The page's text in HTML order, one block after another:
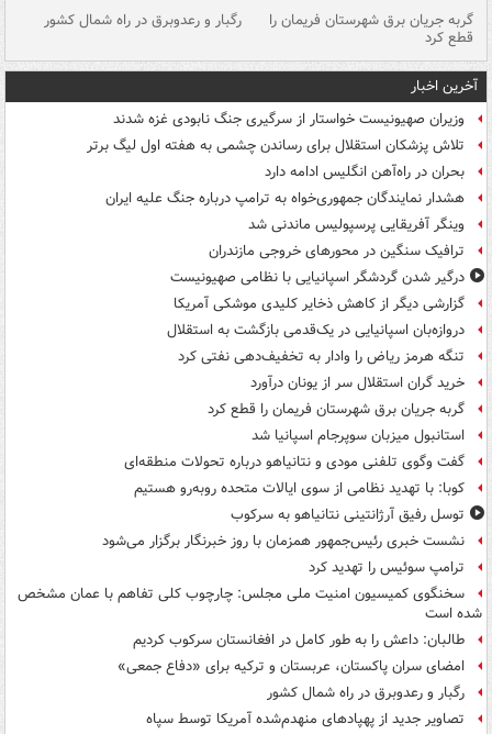
گربه جریان برق شهرستان فریمان را
قطع کرد
رگبار و رعدوبرق در راه شمال کشور
آخرین اخبار
وزیران صهیونیست خواستار از سرگیری جنگ نابودی غزه شدند
تلاش پزشکان استقلال برای رساندن چشمی به هفته اول لیگ برتر
بحران در راه‌آهن انگلیس ادامه دارد
هشدار نمایندگان جمهوری‌خواه به ترامپ درباره جنگ علیه ایران
وینگر آفریقایی پرسپولیس ماندنی شد
ترافیک سنگین در محورهای خروجی مازندران
درگیر شدن گردشگر اسپانیایی با نظامی صهیونیست
گزارشی دیگر از کاهش ذخایر کلیدی موشکی آمریکا
دروازه‌بان اسپانیایی در یک‌قدمی بازگشت به استقلال
تنگه هرمز ریاض را وادار به تخفیف‌دهی نفتی کرد
خرید گران استقلال سر از یونان درآورد
گربه جریان برق شهرستان فریمان را قطع کرد
استانبول میزبان سوپرجام اسپانیا شد
گفت وگوی تلفنی مودی و نتانیاهو درباره تحولات منطقه‌ای
کوبا: با تهدید نظامی از سوی ایالات متحده روبه‌رو هستیم
توسل رفیق آرژانتینی نتانیاهو به سرکوب
نشست خبری رئیس‌جمهور همزمان با روز خبرنگار برگزار می‌شود
ترامپ سوئیس را تهدید کرد
سخنگوی کمیسیون امنیت ملی مجلس: چارچوب کلی تفاهم با عمان مشخص
شده است
طالبان: داعش را به طور کامل در افغانستان سرکوب کردیم
امضای سران پاکستان، عربستان و ترکیه برای «دفاع جمعی»
رگبار و رعدوبرق در راه شمال کشور
تصاویر جدید از پهپادهای منهدم‌شده آمریکا توسط سپاه